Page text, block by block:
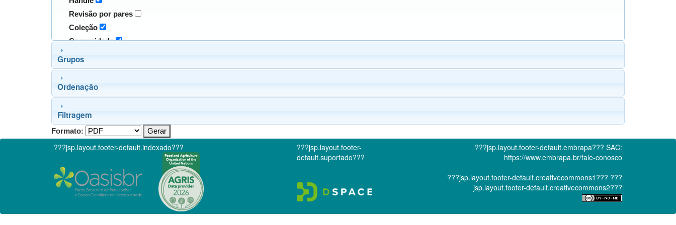
Revisão por pares
Coleção
Comunidade
Grupos
Ordenação
Filtragem
Formato:
???jsp.layout.footer-default.indexado???
???jsp.layout.footer-
default.suportado???
???jsp.layout.footer-default.embrapa??? SAC:
https://www.embrapa.br/fale-conosco
???jsp.layout.footer-default.creativecommons1??? ???
jsp.layout.footer-default.creativecommons2???